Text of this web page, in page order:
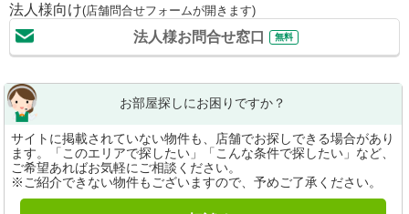
法人様向け(店舗問合せフォームが開きます)
法人様お問合せ窓口 無料
お部屋探しにお困りですか？
サイトに掲載されていない物件も、店舗でお探しできる場合があり
ます。「このエリアで探したい」「こんな条件で探したい」など、
ご希望あればお気軽にご相談ください。
※ご紹介できない物件もございますので、予めご了承ください。